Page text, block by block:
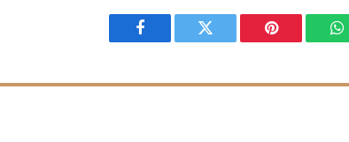
Facebook Twitter Pinterest